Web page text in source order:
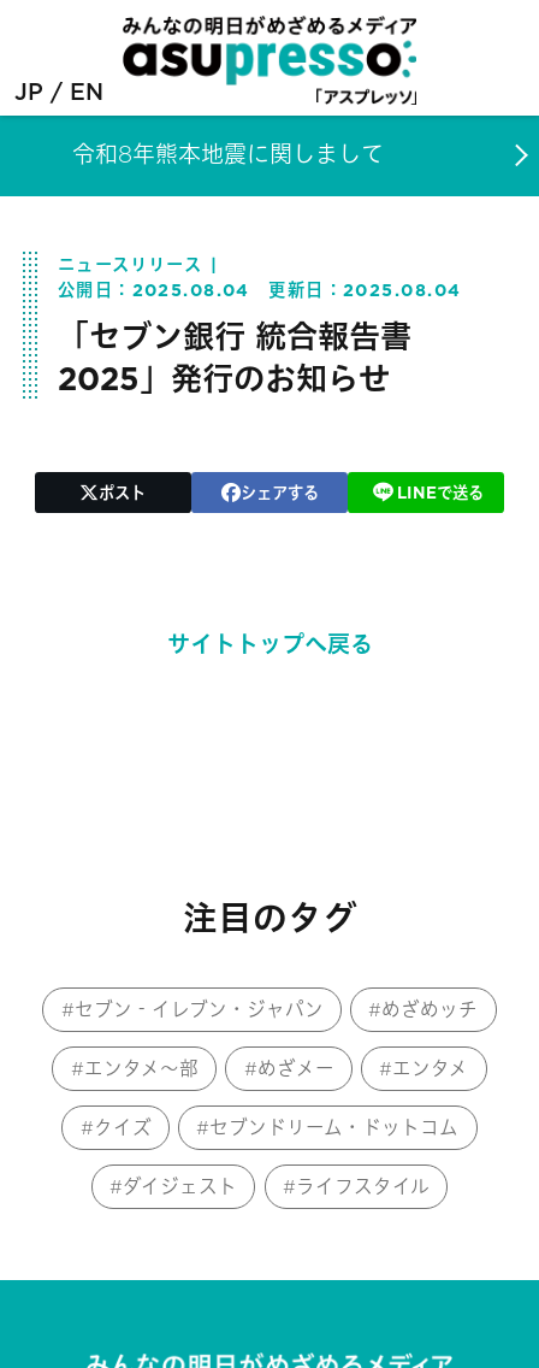
JP EN
令和8年熊本地震に関しまして
ニュースリリース
公開日： 2025.08.04 更新日：2025.08.04
「セブン銀行 統合報告書
2025」発行のお知らせ
ポスト シェアする LINEで送る
サイトトップへ戻る
注目のタグ
セブン‐イレブン・ジャパン めざめッチ
エンタメ～部 めざメー エンタメ
クイズ セブンドリーム・ドットコム
ダイジェスト ライフスタイル